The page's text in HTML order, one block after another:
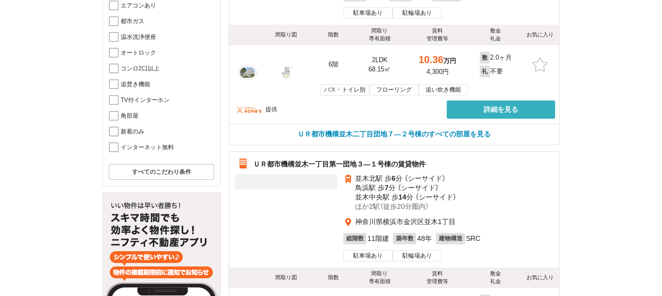
エアコンあり
都市ガス
温水洗浄便座
オートロック
コンロ2口以上
追焚き機能
TV付インターホン
角部屋
新着のみ
インターネット無料
すべてのこだわり条件
駐車場あり 駐輪場あり
間取り図 階数
間取り
専有面積
賃料
管理費等
敷金
礼金
お気に入り
6階
2LDK
68.15㎡
10.36万円
4,300円
敷 2.0ヶ月
礼 不要
バス・トイレ別 フローリング 追い炊き機能
提供 詳細を見る
ＵＲ都市機構並木二丁目団地７—２号棟のすべての部屋を見る
ＵＲ都市機構並木一丁目第一団地３—１号棟の賃貸物件
並木北駅 歩6分 （シーサイド）
鳥浜駅 歩7分 （シーサイド）
並木中央駅 歩14分 （シーサイド）
ほか2駅（徒歩20分圏内）
神奈川県横浜市金沢区並木1丁目
総階数 11階建 築年数 48年 建物構造 SRC
駐車場あり 駐輪場あり
間取り図 階数
間取り
専有面積
賃料
管理費等
敷金
礼金
お気に入り